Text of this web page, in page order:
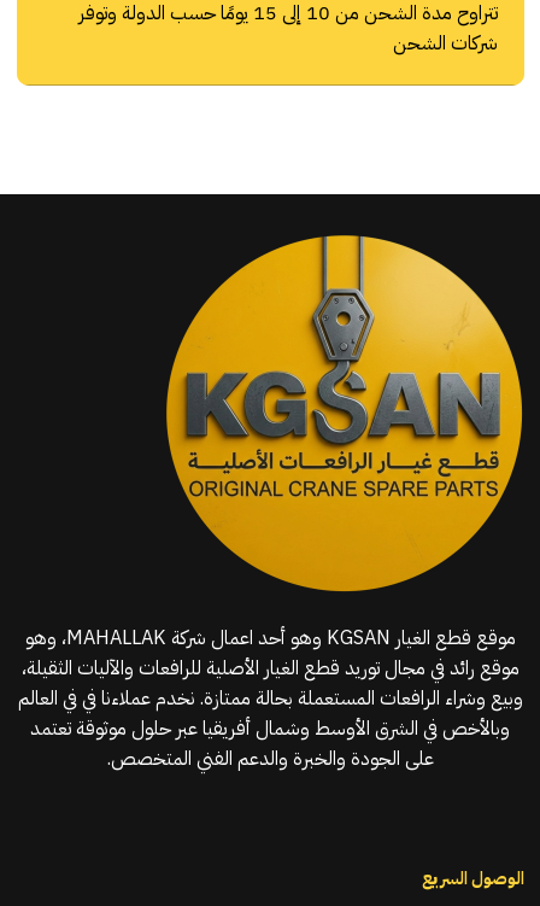
تتراوح مدة الشحن من 10 إلى 15 يومًا حسب الدولة وتوفر
شركات الشحن
موقع قطع الغيار KGSAN وهو أحد اعمال شركة MAHALLAK، وهو
موقع رائد في مجال توريد قطع الغيار الأصلية للرافعات والآليات الثقيلة،
وبيع وشراء الرافعات المستعملة بحالة ممتازة. نخدم عملاءنا في في العالم
وبالأخص في الشرق الأوسط وشمال أفريقيا عبر حلول موثوقة تعتمد
على الجودة والخبرة والدعم الفني المتخصص.
الوصول السريع